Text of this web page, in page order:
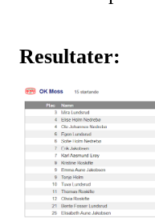
Resultater: